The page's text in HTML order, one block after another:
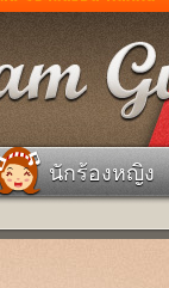
ข่าวสั้น
หนังใหม่
หมากรุกไทย
ทำนายฝัน
ผลบอล
นักร้องหญิง